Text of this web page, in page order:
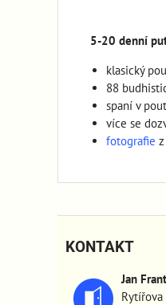
5-20 denní
klasický
88
spaní v
více se
fotografie
KONTAKT
Jan